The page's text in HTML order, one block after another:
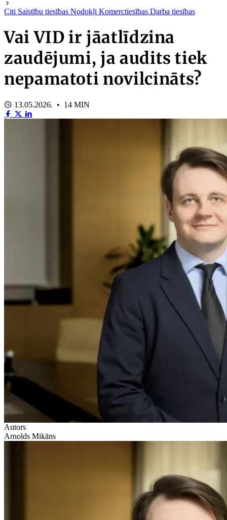
Citi Saistību tiesības Nodokļi Komerctiesības Darba tiesības
Vai VID ir jāatlīdzina
zaudējumi, ja audits tiek
nepamatoti novilcināts?
13.05.2026. • 14 MIN
Autors
Arnolds Mikāns